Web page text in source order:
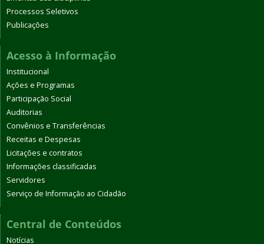
Processos Seletivos
Publicações
Acesso à Informação
Institucional
Ações e Programas
Participação Social
Auditorias
Convênios e Transferências
Receitas e Despesas
Licitações e contratos
Informações classificadas
Servidores
Serviço de Informação ao Cidadão
Central de Conteúdos
Notícias